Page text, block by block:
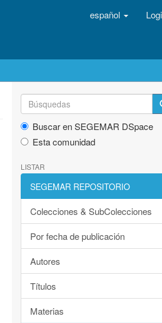
español
Buscar en SEGEMAR DSpace
Esta comunidad
LISTAR
SEGEMAR REPOSITORIO
Colecciones & SubColecciones
Por fecha de publicación
Autores
Títulos
Materias